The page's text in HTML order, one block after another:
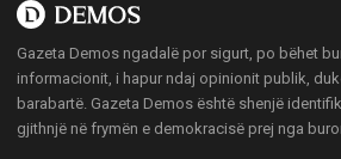
Gazeta Demos ngadalë por sigurt, po bëhet
informacionit, i hapur ndaj opinionit publik,
barabartë. Gazeta Demos është shenjë
gjithnjë në frymën e demokracisë prej nga